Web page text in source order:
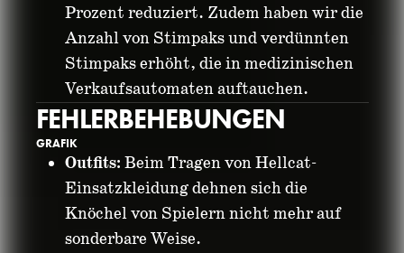
Prozent reduziert. Zudem haben wir die
Anzahl von Stimpaks und verdünnten
Stimpaks erhöht, die in medizinischen
Verkaufsautomaten auftauchen.
FEHLERBEHEBUNGEN
GRAFIK
Outfits: Beim Tragen von Hellcat-
Einsatzkleidung dehnen sich die
Knöchel von Spielern nicht mehr auf
sonderbare Weise.